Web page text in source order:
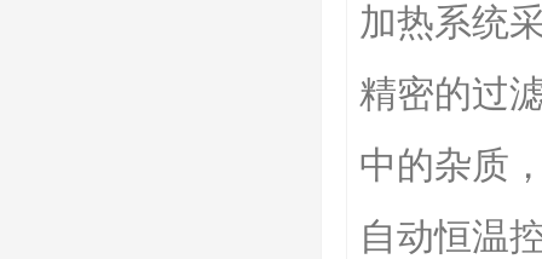
加热系统
精密的过
中的杂质
自动恒温